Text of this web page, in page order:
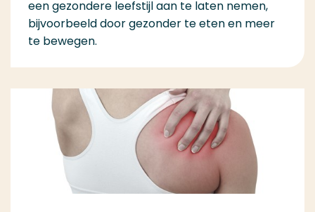
een gezondere leefstijl aan te laten nemen,
bijvoorbeeld door gezonder te eten en meer
te bewegen.